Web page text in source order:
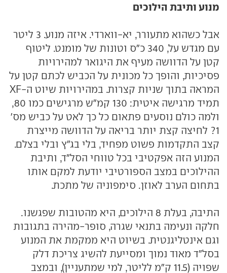
מנוע ותיבת הילוכים
אבל כשהוא מתעורר, יא-ווארדי. איזה מנוע. 3 ליטר
עם מגדש על, 340 כ"ס וטונות של מומנט. ליטוף
קטן על הדוושה מעיף את היגואר למהירויות
פסיכיות, והופך כל מכונית על הכביש לכתם קטן על
המראה בתוך שניות קצרות. במהירויות שיוט ה-XF
תמיד מרגישה איטית: 130 קמ"ש מרגישים כמו 80,
ולמה כולם נוסעים פתאום כל כך לאט על כביש מס'
1? לחיצה קצת יותר בריאה על הדוושה מייצרת
קצב התקדמות פשוט מפחיד, בלי בג"ץ ובלי בצלם.
המנוע הזה אפקטיבי בכל טווחי הסל"ד, ותיבת
ההילוכים במצב הספורטיבי יודעת למקם אותו
בתחום הערב לאוזן. סימפוניה של מתכת.
התיבה, בעלת 8 הילוכים, היא מהטובות שפגשנו.
חלקה ונעימה בתנאי שגרה, סופר-מהירה בתגובות
וגם אינטליגנטית. בשיוט היא ממקמת את המנוע
בסל"ד מאוד נמוך ומסייעת להשיג צריכת דלק
שפויה (11.5 ק"מ לליטר, למי שמתעניין), ובמצב